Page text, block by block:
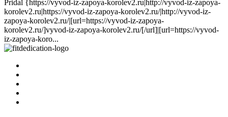
Pridal {https://vyvod-iz-zapoya-korolev2.ru|http://vyvod-iz-zapoya-
korolev2.ru|https://vyvod-iz-zapoya-korolev2.ru/|http://vyvod-iz-
zapoya-korolev2.ru/|[url=https://vyvod-iz-zapoya-
korolev2.ru/]vyvod-iz-zapoya-korolev2.ru/[/url]|[url=https://vyvod-
iz-zapoya-koro...